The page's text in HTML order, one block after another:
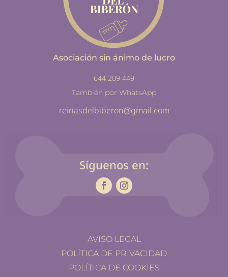
Asociación sin ánimo de lucro
644 209 449
También por WhatsApp
reinasdelbiberon@gmail.com
Síguenos en:
AVISO LEGAL
POLÍTICA DE PRIVACIDAD
POLÍTICA DE COOKIES